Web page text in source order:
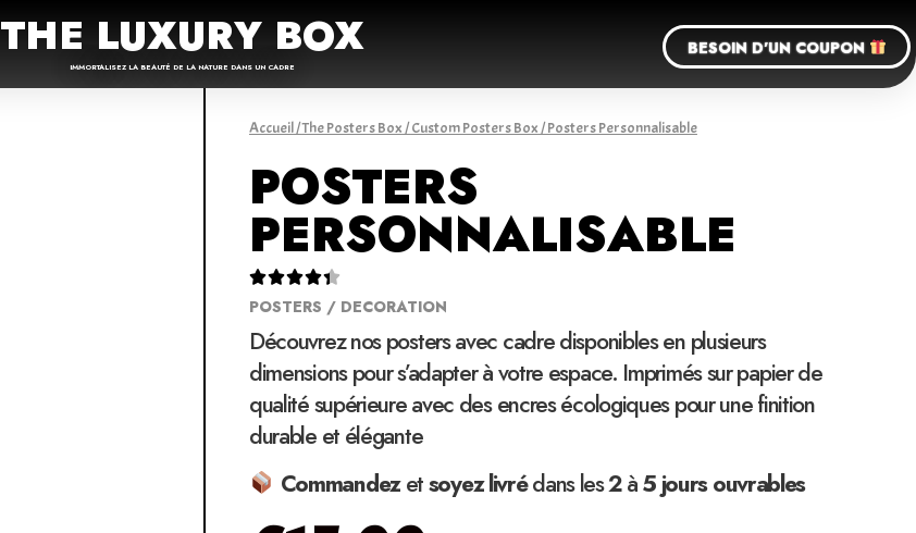
THE LUXURY BOX
IMMORTALISEZ LA BEAUTÉ DE LA NATURE DANS UN CADRE
BESOIN D'UN COUPON
Accueil/The Posters Box/Custom Posters Box/ Posters Personnalisable
POSTERS
PERSONNALISABLE

POSTERS / DECORATION
Découvrez nos posters avec cadre disponibles en plusieurs
dimensions pour s’adapter à votre espace. Imprimés sur papier de
qualité supérieure avec des encres écologiques pour une finition
durable et élégante
Commandezetsoyezlivrédans les2à5 jours ouvrables